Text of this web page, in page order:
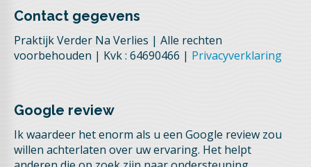
Contact gegevens
Praktijk Verder Na Verlies | Alle rechten
voorbehouden | Kvk : 64690466 | Privacyverklaring
Google review
Ik waardeer het enorm als u een Google review zou
willen achterlaten over uw ervaring. Het helpt